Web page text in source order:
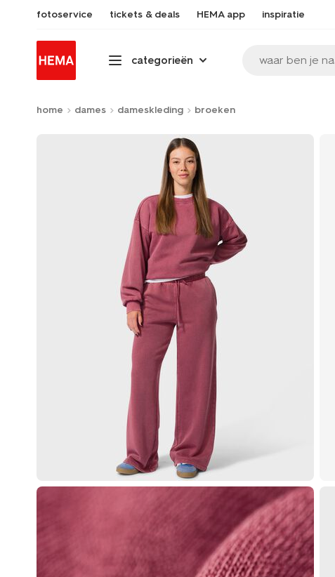
fotoservice tickets & deals HEMA app inspiratie
categorieën waar ben je
home dames dameskleding broeken